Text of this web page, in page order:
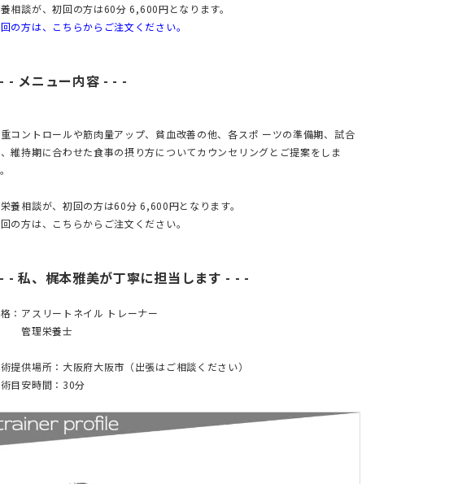
相談が、初回の方は60分 6,600円となります。
の方は、こちらからご注文ください。
- メニュー内容 - - -
コントロールや筋肉量アップ、貧血改善の他、各スポ ーツの準備期、試合
維持期に合わせた食事の摂り方についてカウンセリングとご提案をしま
養相談が、初回の方は60分 6,600円となります。
の方は、こちらからご注文ください。
- 私、梶本雅美が丁寧に担当します - - -
：アスリートネイル トレーナー
理栄養士
提供場所：大阪府大阪市（出張はご相談ください）
目安時間：30分